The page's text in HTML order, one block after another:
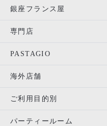
銀座フランス屋
専門店
PASTAGIO
海外店舗
ご利用目的別
パーティールーム